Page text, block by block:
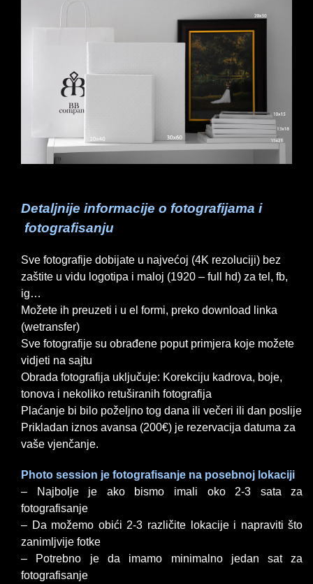
Detaljnije informacije o fotografijama i
fotografisanju
Sve fotografije dobijate u najvećoj (4K rezoluciji) bez
zaštite u vidu logotipa i maloj (1920 – full hd) za tel, fb,
ig…
Možete ih preuzeti i u el formi, preko download linka
(wetransfer)
Sve fotografije su obrađene poput primjera koje možete
vidjeti na sajtu
Obrada fotografija uključuje: Korekciju kadrova, boje,
tonova i nekoliko retuširanih fotografija
Plaćanje bi bilo poželjno tog dana ili večeri ili dan poslije
Prikladan iznos avansa (200€) je rezervacija datuma za
vaše vjenčanje.
Photo session je fotografisanje na posebnoj lokaciji
– Najbolje je ako bismo imali oko 2-3 sata za
fotografisanje
– Da možemo obići 2-3 različite lokacije i napraviti što
zanimljvije fotke
– Potrebno je da imamo minimalno jedan sat za
fotografisanje